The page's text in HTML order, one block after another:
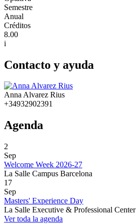
Semestre
Anual
Créditos
8.00
i
Contacto y ayuda
Anna Alvarez Rius
+34932902391
Agenda
2
Sep
Welcome Week 2026-27
La Salle Campus Barcelona
17
Sep
Masters' Experience Day
La Salle Executive & Professional Center
Ver toda la agenda